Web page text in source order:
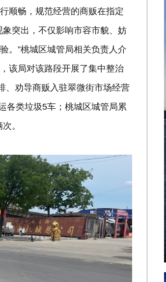
顺畅，规范经营的商贩在指定
突出，不仅影响市容市貌、妨
。”桃城区城管局相关负责人介
该局对该路段开展了集中整治
、劝导商贩入驻翠微街市场经营
各类垃圾5车；桃城区城管局累
。